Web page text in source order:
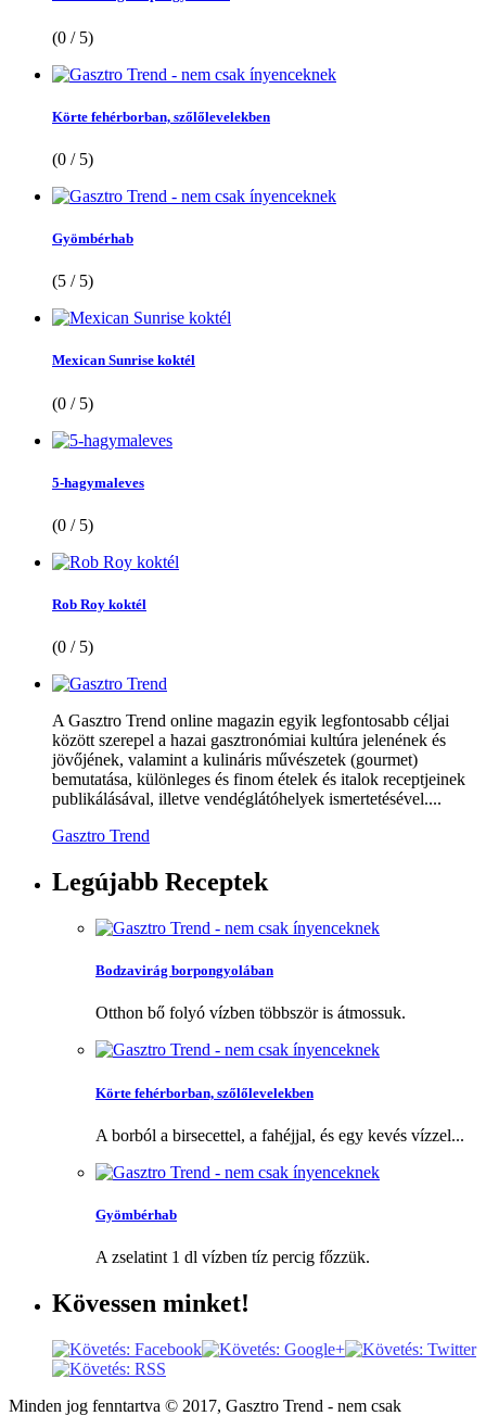
(0 / 5)
Körte fehérborban, szőlőlevelekben
(0 / 5)
Gyömbérhab
(5 / 5)
Mexican Sunrise koktél
(0 / 5)
5-hagymaleves
(0 / 5)
Rob Roy koktél
(0 / 5)
A Gasztro Trend online magazin egyik legfontosabb céljai
között szerepel a hazai gasztronómiai kultúra jelenének és
jövőjének, valamint a kulináris művészetek (gourmet)
bemutatása, különleges és finom ételek és italok receptjeinek
publikálásával, illetve vendéglátóhelyek ismertetésével....
Gasztro Trend
Legújabb Receptek
Bodzavirág borpongyolában
Otthon bő folyó vízben többször is átmossuk.
Körte fehérborban, szőlőlevelekben
A borból a birsecettel, a fahéjjal, és egy kevés vízzel...
Gyömbérhab
A zselatint 1 dl vízben tíz percig főzzük.
Kövessen minket!
Minden jog fenntartva © 2017, Gasztro Trend - nem csak